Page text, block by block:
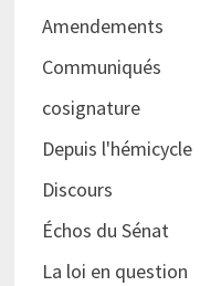
Amendements
Communiqués
cosignature
Depuis l'hémicycle
Discours
Échos du Sénat
La loi en question